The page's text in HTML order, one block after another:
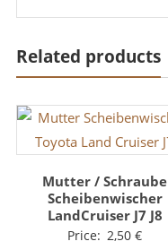
Related products
Mutter / Schraube
Scheibenwischer
LandCruiser J7 J8
Price: 2,50€